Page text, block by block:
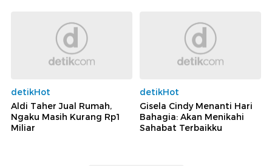
detikHot
Aldi Taher Jual Rumah,
Ngaku Masih Kurang Rp1
Miliar
detikHot
Gisela Cindy Menanti Hari
Bahagia: Akan Menikahi
Sahabat Terbaikku